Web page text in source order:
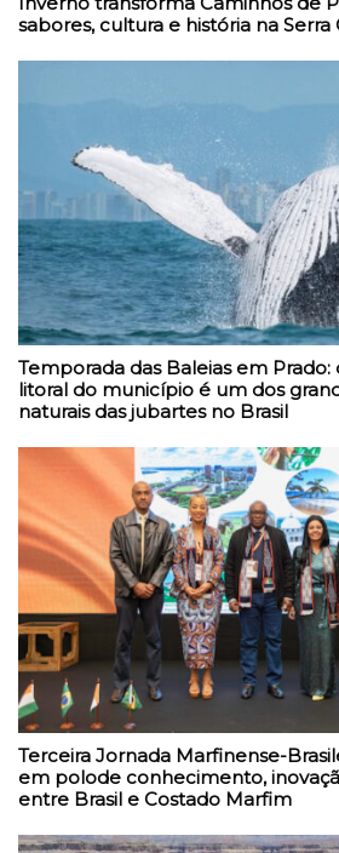
sabores, cultura e história na Serra
Temporada das Baleias em
litoral do município é um dos
naturais das jubartes no Brasil
Terceira Jornada Marfinense-
em polode conhecimento,
entre Brasil e Costado Marfim